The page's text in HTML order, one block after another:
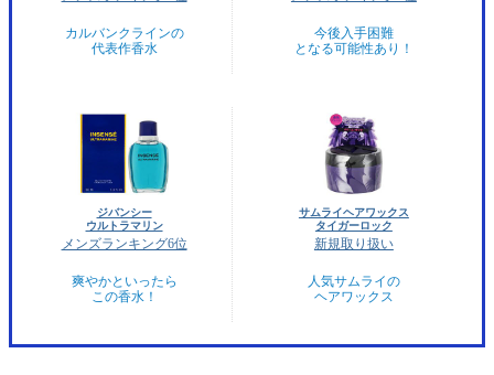
カルバンクラインの
代表作香水
今後入手困難
となる可能性あり！
ジバンシー
ウルトラマリン
メンズランキング6位
爽やかといったら
この香水！
サムライヘアワックス
タイガーロック
新規取り扱い
人気サムライの
ヘアワックス